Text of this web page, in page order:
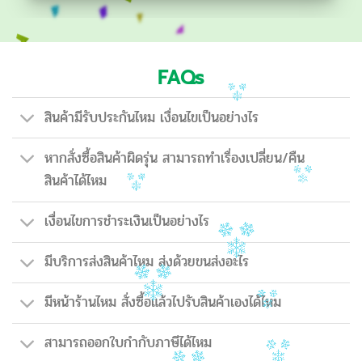
FAQs
สินค้ามีรับประกันไหม เงื่อนไขเป็นอย่างไร
หากสั่งซื้อสินค้าผิดรุ่น สามารถทำเรื่องเปลี่ยน/คืน
สินค้าได้ไหม
เงื่อนไขการชำระเงินเป็นอย่างไร
มีบริการส่งสินค้าไหม ส่งด้วยขนส่งอะไร
มีหน้าร้านไหม สั่งซื้อแล้วไปรับสินค้าเองได้ไหม
สามารถออกใบกำกับภาษีได้ไหม